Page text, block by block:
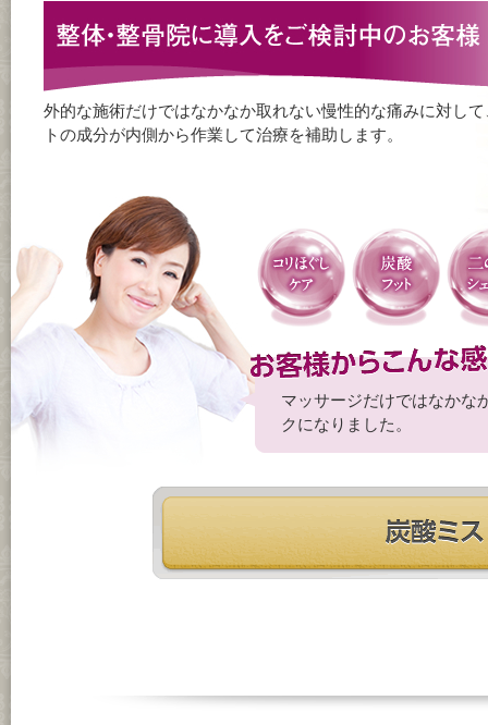
外的な施術だけではなかなか取れない慢性的な痛みに対し
トの成分が内側から作業して治療を補助します。
マッサージだけではなかな
クになりました。